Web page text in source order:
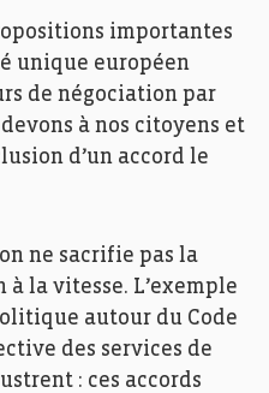
importantes
unique européen
de négociation par
à nos citoyens et
d’un accord le
ne sacrifie pas la
la vitesse. L’exemple
autour du Code
des services de
: ces accords